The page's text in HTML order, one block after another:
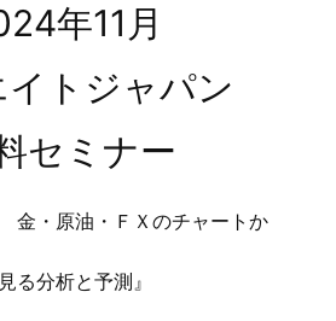
年11月
イトジャパン
セミナー
金・原油・ＦＸのチャートか
る分析と予測』